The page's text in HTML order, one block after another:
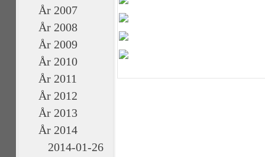
År 2007
År 2008
År 2009
År 2010
År 2011
År 2012
År 2013
År 2014
2014-01-26